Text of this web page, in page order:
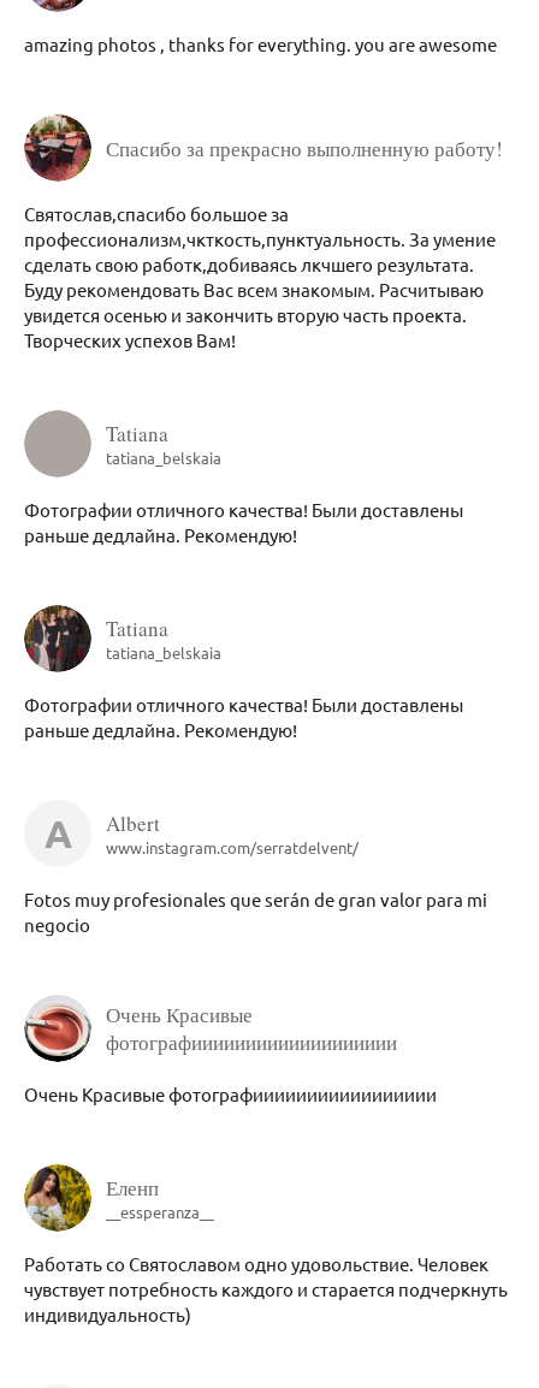
amazing photos , thanks for everything. you are awesome
Спасибо за прекрасно выполненную работу!
Святослав,спасибо большое за
профессионализм,чкткость,пунктуальность. За умение
сделать свою работк,добиваясь лкчшего результата.
Буду рекомендовать Вас всем знакомым. Расчитываю
увидется осенью и закончить вторую часть проекта.
Творческих успехов Вам!
Tatiana
tatiana_belskaia
Фотографии отличного качества! Были доставлены
раньше дедлайна. Рекомендую!
Tatiana
tatiana_belskaia
Фотографии отличного качества! Были доставлены
раньше дедлайна. Рекомендую!
A Albert
www.instagram.com/serratdelvent/
Fotos muy profesionales que serán de gran valor para mi
negocio
Очень Красивые
фотографиииииииииииииииииии
Очень Красивые фотографиииииииииииииииии
Еленп
__essperanza__
Работать со Святославом одно удовольствие. Человек
чувствует потребность каждого и старается подчеркнуть
индивидуальность)